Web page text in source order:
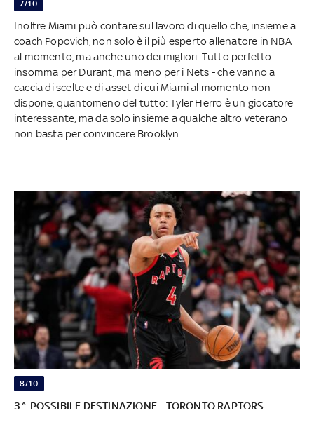
7/10
Inoltre Miami può contare sul lavoro di quello che, insieme a
coach Popovich, non solo è il più esperto allenatore in NBA
al momento, ma anche uno dei migliori. Tutto perfetto
insomma per Durant, ma meno per i Nets - che vanno a
caccia di scelte e di asset di cui Miami al momento non
dispone, quantomeno del tutto: Tyler Herro è un giocatore
interessante, ma da solo insieme a qualche altro veterano
non basta per convincere Brooklyn
8/10
3^ POSSIBILE DESTINAZIONE - TORONTO RAPTORS